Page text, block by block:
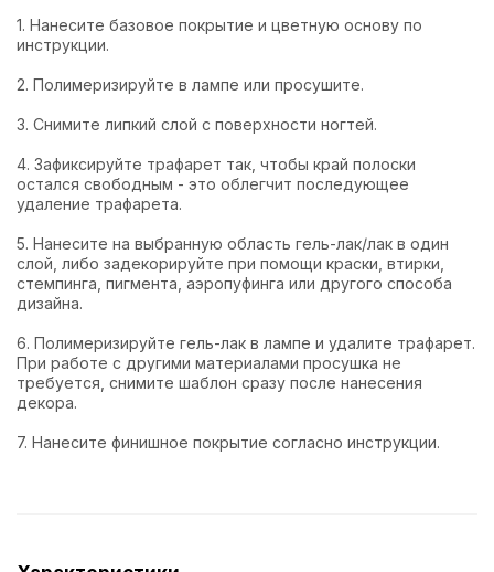
1. Нанесите базовое покрытие и цветную основу по
инструкции.
2. Полимеризируйте в лампе или просушите.
3. Снимите липкий слой с поверхности ногтей.
4. Зафиксируйте трафарет так, чтобы край полоски
остался свободным - это облегчит последующее
удаление трафарета.
5. Нанесите на выбранную область гель-лак/лак в один
слой, либо задекорируйте при помощи краски, втирки,
стемпинга, пигмента, аэропуфинга или другого способа
дизайна.
6. Полимеризируйте гель-лак в лампе и удалите трафарет.
При работе с другими материалами просушка не
требуется, снимите шаблон сразу после нанесения
декора.
7. Нанесите финишное покрытие согласно инструкции.